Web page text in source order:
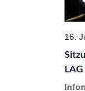
16.